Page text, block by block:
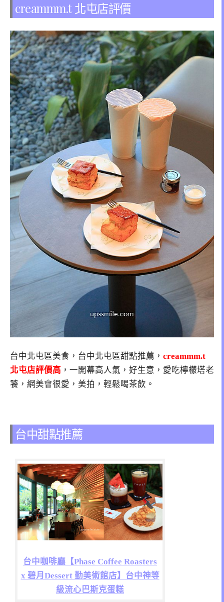
creammm.t 北屯店評價
台中北屯區美食，台中北屯區甜點推薦， creammm.t
北屯店評價高 ，一開幕高人氣，好生意，愛吃檸檬塔老
饕，網美會很愛，美拍，輕鬆喝茶飲。
台中甜點推薦
台中咖啡廳【Phase Coffee Roasters
x 碧月Dessert 勤美術館店】台中神等
級流心巴斯克蛋糕